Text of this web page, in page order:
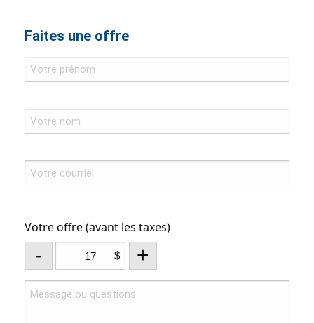
Faites une offre
Votre offre (avant les taxes)
- $ +